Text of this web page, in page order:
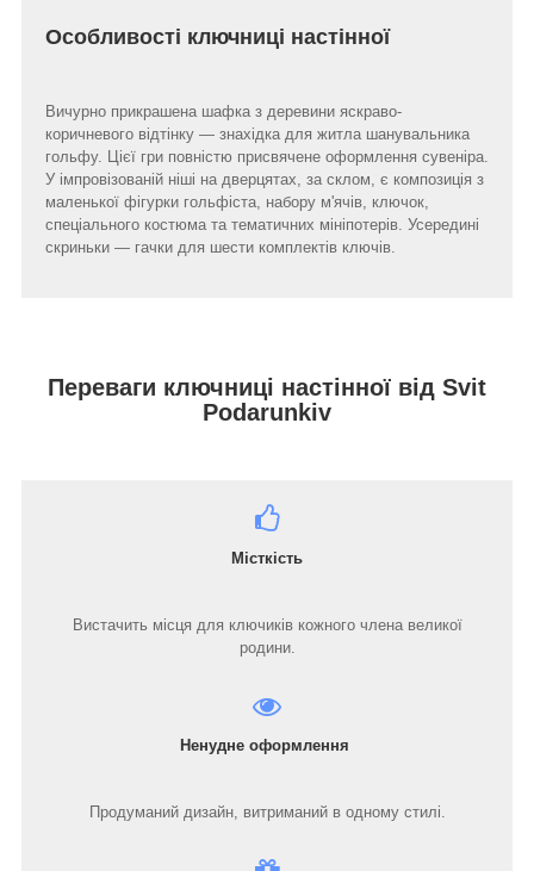
Особливості ключниці настінної
Вичурно прикрашена шафка з деревини яскраво-
коричневого відтінку — знахідка для житла шанувальника
гольфу. Цієї гри повністю присвячене оформлення сувеніра.
У імпровізованій ніші на дверцятах, за склом, є композиція з
маленької фігурки гольфіста, набору м'ячів, ключок,
спеціального костюма та тематичних мініпотерів. Усередині
скриньки — гачки для шести комплектів ключів.
Переваги ключниці настінної від Svit
Podarunkiv
Місткість
Вистачить місця для ключиків кожного члена великої
родини.
Ненудне оформлення
Продуманий дизайн, витриманий в одному стилі.